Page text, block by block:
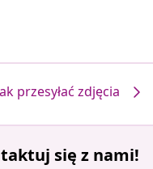
przesyłać zdjęcia
się z nami!